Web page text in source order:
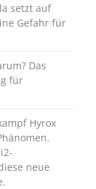
setzt auf
Gefahr für
Das
für
Hyrox
neue